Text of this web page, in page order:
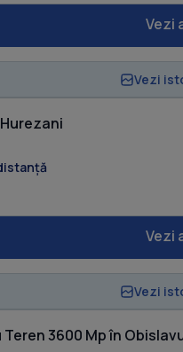
Vezi
Vezi
Vezi
Vezi
3600 Mp în